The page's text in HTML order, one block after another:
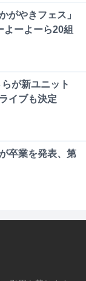
がやきフェス」
よーよーら20組
が新ユニット
イブも決定
卒業を発表、第